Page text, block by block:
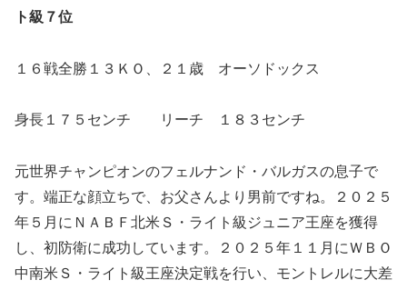
ト級７位
１６戦全勝１３ＫＯ、２１歳 オーソドックス
身長１７５センチ リーチ １８３センチ
元世界チャンピオンのフェルナンド・バルガスの息子で
す。端正な顔立ちで、お父さんより男前ですね。２０２５
年５月にＮＡＢＦ北米Ｓ・ライト級ジュニア王座を獲得
し、初防衛に成功しています。２０２５年１１月にＷＢＯ
中南米Ｓ・ライト級王座決定戦を行い、モントレルに大差